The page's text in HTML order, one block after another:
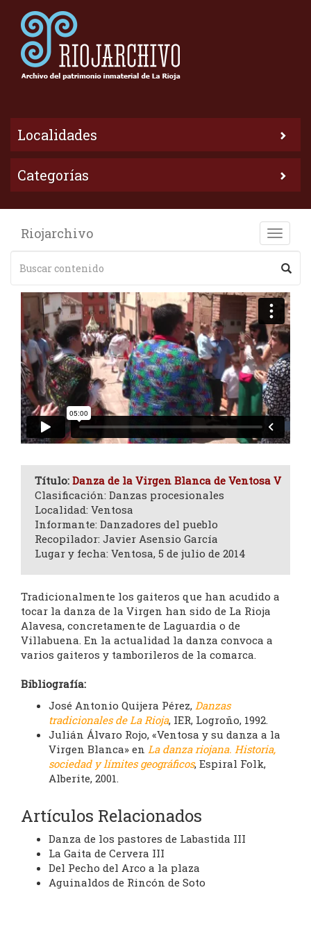
Localidades
Categorías
Toggle
Riojarchivo
Título: Danza de la Virgen Blanca de Ventosa V
Clasificación: Danzas procesionales
Localidad: Ventosa
Informante: Danzadores del pueblo
Recopilador: Javier Asensio García
Lugar y fecha: Ventosa, 5 de julio de 2014
Tradicionalmente los gaiteros que han acudido a
tocar la danza de la Virgen han sido de La Rioja
Alavesa, concretamente de Laguardia o de
Villabuena. En la actualidad la danza convoca a
varios gaiteros y tamborileros de la comarca.
Bibliografía:
José Antonio Quijera Pérez, Danzas
tradicionales de La Rioja, IER, Logroño, 1992.
Julián Álvaro Rojo, «Ventosa y su danza a la
Virgen Blanca» en La danza riojana. Historia,
sociedad y límites geográficos, Espiral Folk,
Alberite, 2001.
Artículos Relacionados
Danza de los pastores de Labastida III
La Gaita de Cervera III
Del Pecho del Arco a la plaza
Aguinaldos de Rincón de Soto